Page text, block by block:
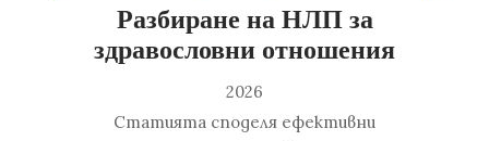
Разбиране на НЛП за
здравословни отношения
2026
Статията споделя ефективни